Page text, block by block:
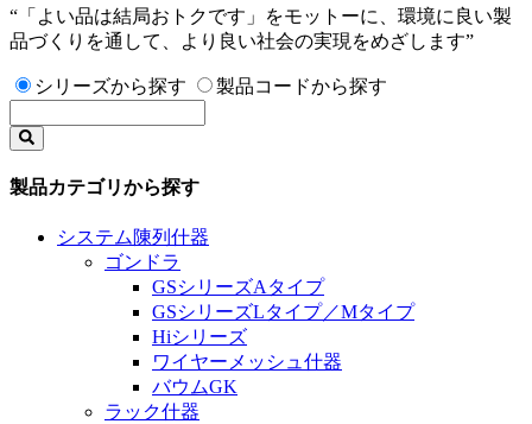
“「よい品は結局おトクです」をモットーに、環境に良い製
品づくりを通して、より良い社会の実現をめざします”
シリーズから探す 製品コードから探す
製品カテゴリから探す
システム陳列什器
ゴンドラ
GSシリーズAタイプ
GSシリーズLタイプ／Mタイプ
Hiシリーズ
ワイヤーメッシュ什器
バウムGK
ラック什器